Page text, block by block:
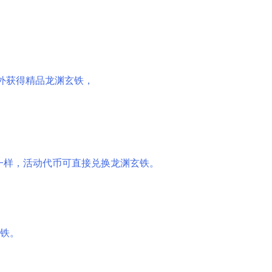
获得精品龙渊玄铁，
，活动代币可直接兑换龙渊玄铁。
。